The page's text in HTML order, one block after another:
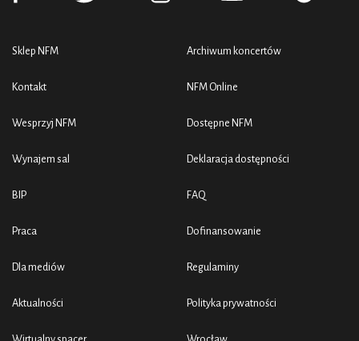
Sklep NFM
Kontakt
Wesprzyj NFM
Wynajem sal
BIP
Praca
Dla mediów
Aktualności
Archiwum koncertów
NFM Online
Dostępne NFM
Deklaracja dostępności
FAQ
Dofinansowanie
Regulaminy
Polityka prywatności